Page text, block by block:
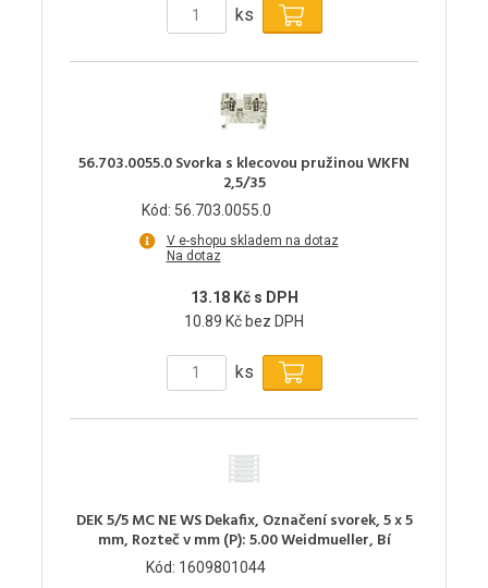
ks
56.703.0055.0 Svorka s klecovou pružinou WKFN
2,5/35
Kód: 56.703.0055.0
V e-shopu skladem na dotaz
Na dotaz
13.18 Kč s DPH
10.89 Kč bez DPH
ks
DEK 5/5 MC NE WS Dekafix, Označení svorek, 5 x 5
mm, Rozteč v mm (P): 5.00 Weidmueller, Bí
Kód: 1609801044